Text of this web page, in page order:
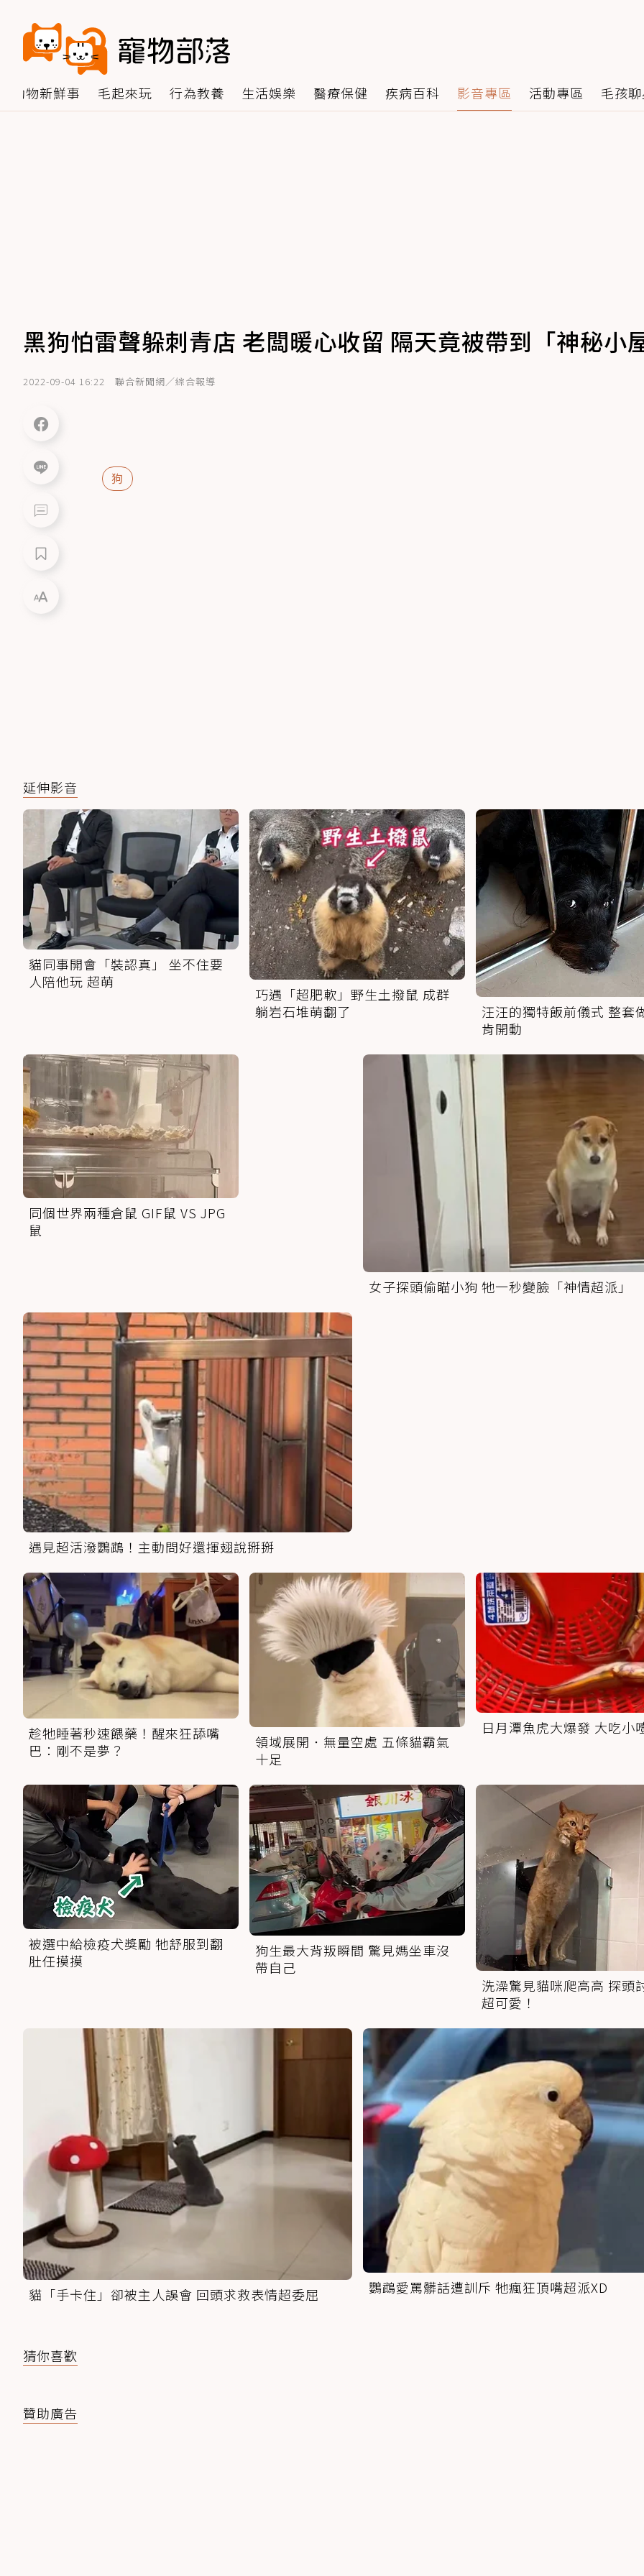
動物新鮮事 毛起來玩 行為教養 生活娛樂 醫療保健 疾病百科 影音專區 活動專區 毛孩
黑狗怕雷聲躲刺青店 老闆暖心收留 隔天竟被帶到「神秘小
2022-09-04 16:22 聯合新聞網／綜合報導
狗
延伸影音
貓同事開會「裝認真」 坐不住要
人陪他玩 超萌
巧遇「超肥軟」野生土撥鼠 成群
躺岩石堆萌翻了
汪汪的獨特飯前儀式 整套
肯開動
同個世界兩種倉鼠 GIF鼠 VS JPG
鼠
女子探頭偷瞄小狗 牠一秒變臉「神情超派」
遇見超活潑鸚鵡！主動問好還揮翅說掰掰
趁牠睡著秒速餵藥！醒來狂舔嘴
巴：剛不是夢？
領域展開．無量空處 五條貓霸氣
十足
日月潭魚虎大爆發 大吃小
被選中給檢疫犬獎勵 牠舒服到翻
肚任摸摸
狗生最大背叛瞬間 驚見媽坐車沒
帶自己
洗澡驚見貓咪爬高高 探頭
超可愛！
貓「手卡住」卻被主人誤會 回頭求救表情超委屈 鸚鵡愛罵髒話遭訓斥 牠瘋狂頂嘴超派XD
猜你喜歡
贊助廣告